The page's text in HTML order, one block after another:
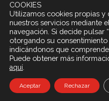
COOKIES
Utilizamos cookies propias y
nuestros servicios mediante
navegación. Si decide pulsar
otorgando su
indicándonos que
Puede obtener más
aquí
Aceptar Rechazar